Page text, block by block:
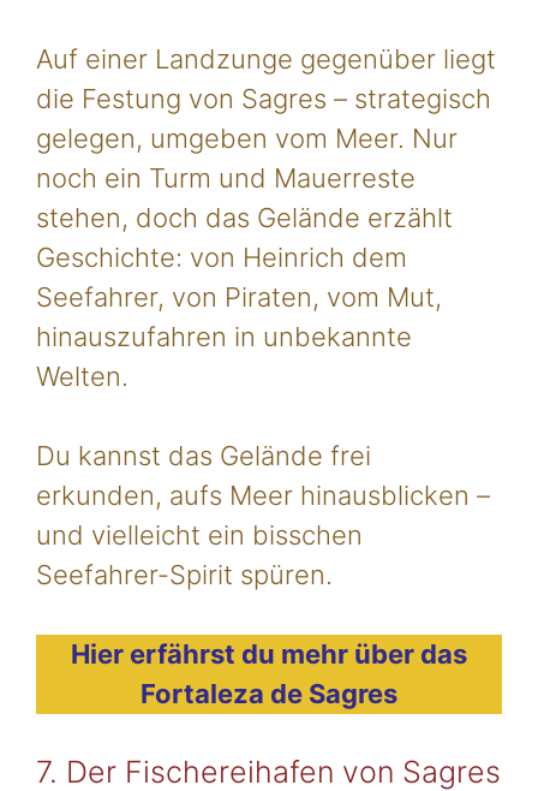
Auf einer Landzunge gegenüber liegt
die Festung von Sagres – strategisch
gelegen, umgeben vom Meer. Nur
noch ein Turm und Mauerreste
stehen, doch das Gelände erzählt
Geschichte: von Heinrich dem
Seefahrer, von Piraten, vom Mut,
hinauszufahren in unbekannte
Welten.
Du kannst das Gelände frei
erkunden, aufs Meer hinausblicken –
und vielleicht ein bisschen
Seefahrer-Spirit spüren.
Hier erfährst du mehr über das
Fortaleza de Sagres
7. Der Fischereihafen von Sagres